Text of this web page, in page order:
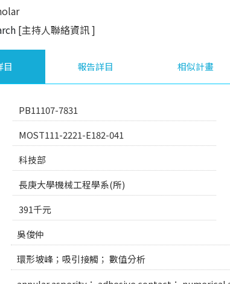
[主持人聯絡資訊]
目 報告詳目 相似計畫
PB11107-7831
MOST111-2221-E182-041
科技部
長庚大學機械工程學系(所)
391千元
吳俊仲
環形坡峰；吸引接觸； 數值分析